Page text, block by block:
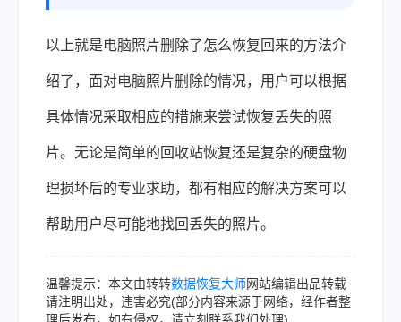
以上就是电脑照片删除了怎么恢复回来的方法介
绍了，面对电脑照片删除的情况，用户可以根据
具体情况采取相应的措施来尝试恢复丢失的照
片。无论是简单的回收站恢复还是复杂的硬盘物
理损坏后的专业求助，都有相应的解决方案可以
帮助用户尽可能地找回丢失的照片。
温馨提示：本文由转转数据恢复大师网站编辑出品转载
请注明出处，违害必究(部分内容来源于网络，经作者整